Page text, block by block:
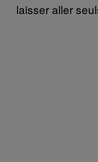
laisser aller